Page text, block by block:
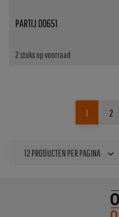
2 stuks op voorraad
PARTIJ 00651
1 2